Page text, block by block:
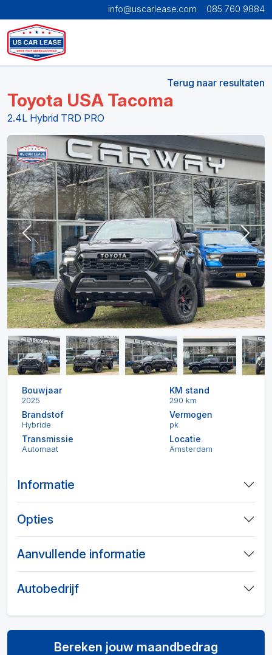
info@uscarlease.com 085 760 9884
Terug naar resultaten
Toyota USA Tacoma
2.4L Hybrid TRD PRO
Previous Next
Bouwjaar
2025
KM stand
290 km
Brandstof
Hybride
Vermogen
pk
Transmissie
Automaat
Locatie
Amsterdam
Informatie
Opties
Aanvullende informatie
Autobedrijf
Bereken jouw maandbedrag